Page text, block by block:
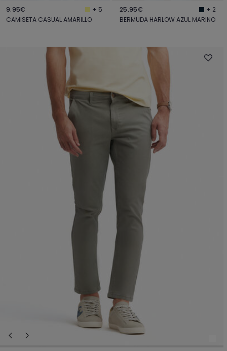
9.95€
+ 5
CAMISETA CASUAL AMARILLO
25.95€
+ 2
BERMUDA HARLOW AZUL MARINO